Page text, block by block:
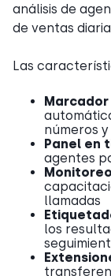
análisis de
de ventas
Las
números
Panel en
agentes
llamadas
los